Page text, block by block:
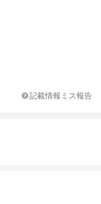
記載情報ミス報告